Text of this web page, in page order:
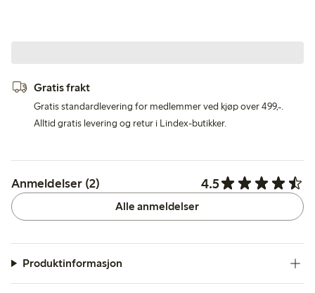
Gratis frakt
Gratis standardlevering for medlemmer ved kjøp over 499,-.
Alltid gratis levering og retur i Lindex-butikker.
Anmeldelser (2) 4.5
Alle anmeldelser
Produktinformasjon